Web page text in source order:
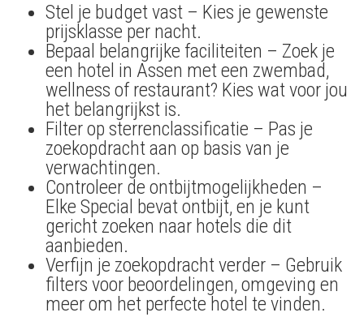
Stel je budget vast – Kies je gewenste
prijsklasse per nacht.
Bepaal belangrijke faciliteiten – Zoek je
een hotel in Assen met een zwembad,
wellness of restaurant? Kies wat voor jou
het belangrijkst is.
Filter op sterrenclassificatie – Pas je
zoekopdracht aan op basis van je
verwachtingen.
Controleer de ontbijtmogelijkheden –
Elke Special bevat ontbijt, en je kunt
gericht zoeken naar hotels die dit
aanbieden.
Verfijn je zoekopdracht verder – Gebruik
filters voor beoordelingen, omgeving en
meer om het perfecte hotel te vinden.